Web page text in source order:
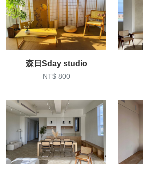
森日Sday studio
NT$ 800